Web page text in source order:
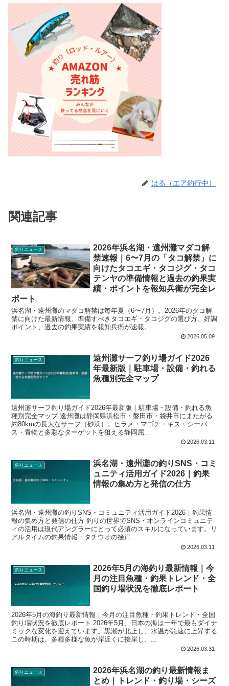
はる（エア釣行中）
関連記事
釣りニュース
2026年浜名湖・遠州灘マダコ解
禁速報｜6〜7月の「タコ解禁」に
向けたタコエギ・タコジグ・タコ
テンヤの準備情報と過去の釣果実
績・ポイントを報知兵衛が完全レ
ポート
浜名湖・遠州灘のマダコ解禁は毎年夏（6〜7月）。2026年のタコ解
禁に向けた最新情報、準備すべきタコエギ・タコジグの選び方、好調
ポイント、過去の釣果実績を報知兵衛が速報。
2026.05.09
釣りニュース
遠州灘サーフ釣り場ガイド2026
年最新版｜駐車場・設備・釣れる
魚種別完全マップ
遠州灘サーフ釣り場ガイド2026年最新版｜駐車場・設備・釣れる魚
種別完全マップ 遠州灘は静岡県浜松市・磐田市・袋井市にまたがる
約80kmの長大なサーフ（砂浜）。ヒラメ・マゴチ・キス・シーバ
ス・青物と多彩なターゲットを狙える静岡屈...
2026.03.11
釣りニュース
浜名湖・遠州灘の釣りSNS・コミ
ュニティ活用ガイド2026｜釣果
情報の集め方と発信の仕方
浜名湖・遠州灘の釣りSNS・コミュニティ活用ガイド2026｜釣果情
報の集め方と発信の仕方 釣りの世界でSNS・オンラインコミュニテ
ィの活用は現代アングラーにとって必須のスキルになっています。リ
アルタイムの釣果情報・タチウオの接岸...
2026.03.11
釣りニュース
2026年5月の海釣り最新情報｜今
月の注目魚種・釣果トレンド・全
国釣り場状況を徹底レポート
2026年5月の海釣り最新情報｜今月の注目魚種・釣果トレンド・全国
釣り場状況を徹底レポート 2026年5月、日本の海は一年で最もダイナ
ミックな変化を迎えています。黒潮が北上し、水温が急速に上昇する
この時期は、多種多様な魚が岸近くに接岸し、...
2026.03.31
釣りニュース
2026年浜名湖の釣り最新情報ま
とめ｜トレンド・釣り場・シーズ